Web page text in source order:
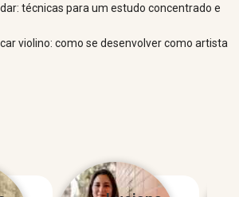
técnicas para um estudo concentrado e
violino: como se desenvolver como artista